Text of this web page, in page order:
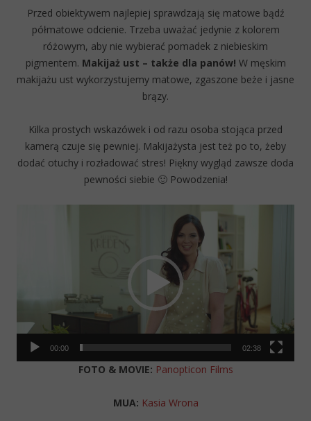
Przed obiektywem najlepiej sprawdzają się matowe bądź
półmatowe odcienie. Trzeba uważać jedynie z kolorem
różowym, aby nie wybierać pomadek z niebieskim
pigmentem. Makijaż ust – także dla panów! W męskim
makijażu ust wykorzystujemy matowe, zgaszone beże i jasne
brązy.
Kilka prostych wskazówek i od razu osoba stojąca przed
kamerą czuje się pewniej. Makijażysta jest też po to, żeby
dodać otuchy i rozładować stres! Piękny wygląd zawsze doda
pewności siebie 🙂 Powodzenia!
00:00 02:38
FOTO & MOVIE: Panopticon Films
MUA: Kasia Wrona